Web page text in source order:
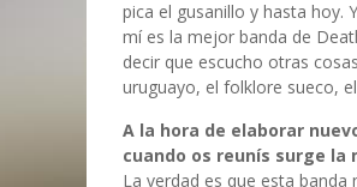
pica el gusanillo y hasta hoy.
mí es la mejor banda de
decir que escucho otras
uruguayo, el folklore sueco,
A la hora de elaborar
cuando os reunís surge la
La verdad es que esta